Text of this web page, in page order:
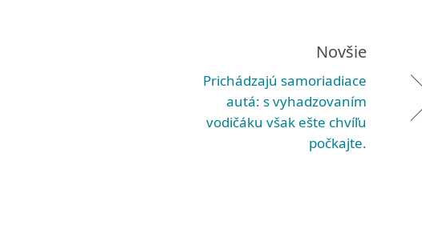
Novšie
Prichádzajú samoriadiace
autá: s vyhadzovaním
vodičáku však ešte chvíľu
počkajte.